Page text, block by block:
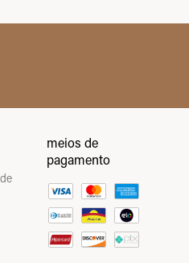
meios de
pagamento